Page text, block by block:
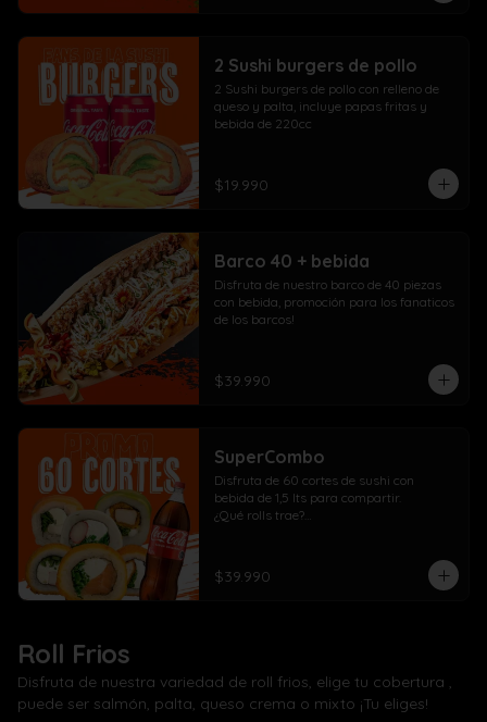
2 Sushi burgers de pollo
2 Sushi burgers de pollo con relleno de
queso y palta, incluye papas fritas y
bebida de 220cc
$19.990
Barco 40 + bebida
Disfruta de nuestro barco de 40 piezas
con bebida, promoción para los fanaticos
de los barcos!
$39.990
SuperCombo
Disfruta de 60 cortes de sushi con
bebida de 1,5 lts para compartir.
¿Qué rolls trae?
10 Kanikama, cebollín, queso crema
envuelto en panko
envuelto en queso
10 Camarón, cebollín, queso crema
$39.990
Roll Frios
Disfruta de nuestra variedad de roll frios, elige tu cobertura ,
puede ser salmón, palta, queso crema o mixto ¡Tu eliges!